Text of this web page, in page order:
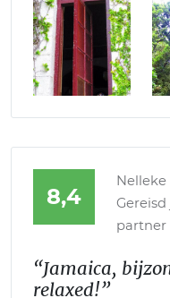
8,4
Nelleke
Gereisd
partner
“Jamaica,
relaxed!”